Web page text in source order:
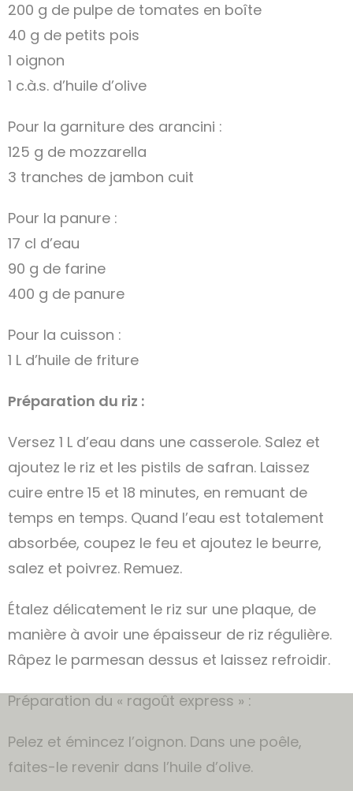
200 g de pulpe de tomates en boîte
40 g de petits pois
1 oignon
1 c.à.s. d’huile d’olive
Pour la garniture des arancini :
125 g de mozzarella
3 tranches de jambon cuit
Pour la panure :
17 cl d’eau
90 g de farine
400 g de panure
Pour la cuisson :
1 L d’huile de friture
Préparation du riz :
Versez 1 L d’eau dans une casserole. Salez et
ajoutez le riz et les pistils de safran. Laissez
cuire entre 15 et 18 minutes, en remuant de
temps en temps. Quand l’eau est totalement
absorbée, coupez le feu et ajoutez le beurre,
salez et poivrez. Remuez.
Étalez délicatement le riz sur une plaque, de
manière à avoir une épaisseur de riz régulière.
Râpez le parmesan dessus et laissez refroidir.
Préparation du « ragoût express » :
Pelez et émincez l’oignon. Dans une poêle,
faites-le revenir dans l’huile d’olive.